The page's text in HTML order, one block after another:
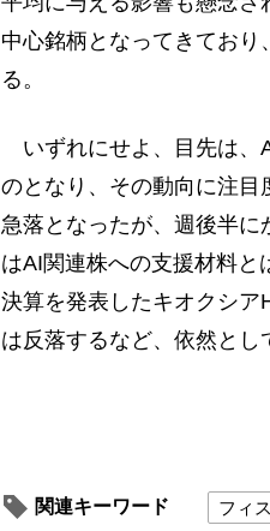
中心銘柄となってきてお
る。
いずれにせよ、目先は、
のとなり、その動向に注
急落となったが、週後半
はAI関連株への支援材料
決算を発表したキオクシ
は反落するなど、依然とし
関連キーワード フィ